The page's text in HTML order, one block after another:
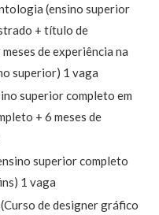
(ensino superior
+ título de
de experiência na
superior) 1 vaga
superior completo em
+ 6 meses de
superior completo
1 vaga
de designer gráfico